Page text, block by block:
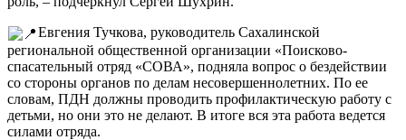
Евгения Тучкова, руководитель Сахалинской
региональной общественной организации «Поисково-
спасательный отряд «СОВА», подняла вопрос о бездействии
со стороны органов по делам несовершеннолетних. По ее
словам, ПДН должны проводить профилактическую работу с
детьми, но они это не делают. В итоге вся эта работа ведется
силами отряда.